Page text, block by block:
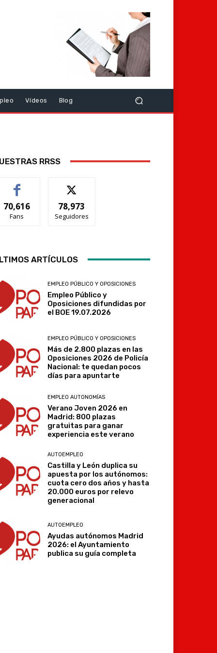
Vídeos Blog
RRSS
70,616
Fans
78,973
Seguidores
ARTÍCULOS
EMPLEO PÚBLICO Y OPOSICIONES
Empleo Público y
Oposiciones difundidas por
el BOE 19.07.2026
EMPLEO PÚBLICO Y OPOSICIONES
Más de 2.800 plazas en las
Oposiciones 2026 de Policía
Nacional: te quedan pocos
días para apuntarte
EMPLEO AUTONOMÍAS
Verano Joven 2026 en
Madrid: 800 plazas
gratuitas para ganar
experiencia este verano
AUTOEMPLEO
Castilla y León duplica su
apuesta por los autónomos:
cuota cero dos años y hasta
20.000 euros por relevo
generacional
AUTOEMPLEO
Ayudas autónomos Madrid
2026: el Ayuntamiento
publica su guía completa